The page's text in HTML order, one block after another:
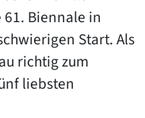
Biennale in
Start. Als
richtig zum
liebsten